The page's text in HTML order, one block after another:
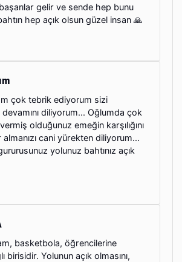
gelir ve sende hep bunu
hep açık olsun güzel insan 🙏
çok tebrik ediyorum sizi
devamını diliyorum... Oğlumda çok
olduğunuz emeğin karşılığını
cani yürekten diliyorum...
yolunuz bahtınız açık
basketbola, öğrencilerine
birisidir. Yolunun açık olmasını,